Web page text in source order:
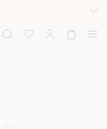
alennuksiin tai tarjouksiin.